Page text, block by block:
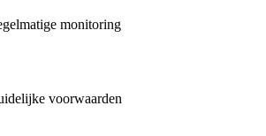
monitoring
voorwaarden